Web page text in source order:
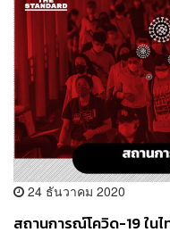
24 ธันวาคม 2020
สถานการณ์โควิด-19 ใน